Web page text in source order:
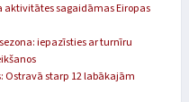
aktivitātes sagaidāmas Eiropas
iepazīsties ar turnīru
Ostravā starp 12 labākajām